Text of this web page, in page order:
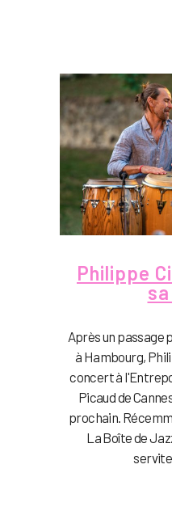
Philippe
Après un passage
à Hambourg,
concert à
Picaud de
prochain.
La Boîte de